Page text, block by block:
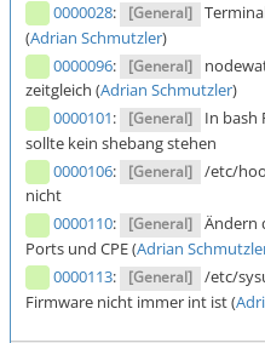
0000028: [General]
(Adrian Schmutzler)
0000096: [General]
zeitgleich (Adrian Schmutzler)
0000101: [General]
In bash
sollte kein shebang stehen
0000106: [General] /etc/
nicht
0000110: [General] Ändern
Ports und CPE (Adrian
0000113: [General] /etc/
Firmware nicht immer int ist (